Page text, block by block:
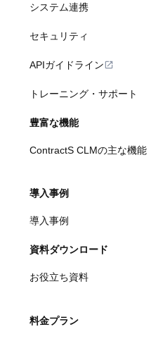
システム連携
セキュリティ
APIガイドライン
トレーニング・サポート
豊富な機能
ContractS CLMの主な機能
導入事例
導入事例
資料ダウンロード
お役立ち資料
料金プラン